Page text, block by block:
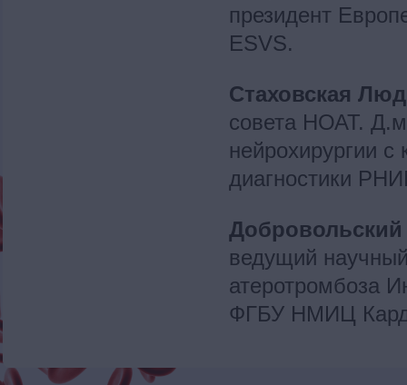
президент
ESVS.
Стаховская
совета НОАТ.
нейрохирургии
диагностики
ведущий
атеротромбоза
ФГБУ НМИЦ